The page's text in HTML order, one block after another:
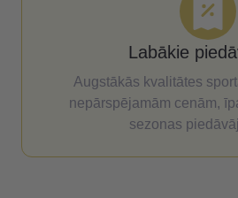
Labākie
Augstākās kvalitātes
nepārspējamām cenām,
sezonas